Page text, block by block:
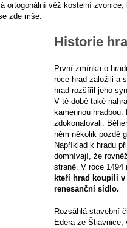
ortogonální věž kostelní
zde mše.
Historie
První zmínka o
roce hrad založili a
hrad rozšířil jeho
V té době také
kamennou
zdokonalovali.
něm několik pozdě
Například k hradu
domnívají, že
straně. V roce 1494
kteří hrad koupili v
renesanční sídlo.
Rozsáhlá stavební
Edera ze Štiavnice,